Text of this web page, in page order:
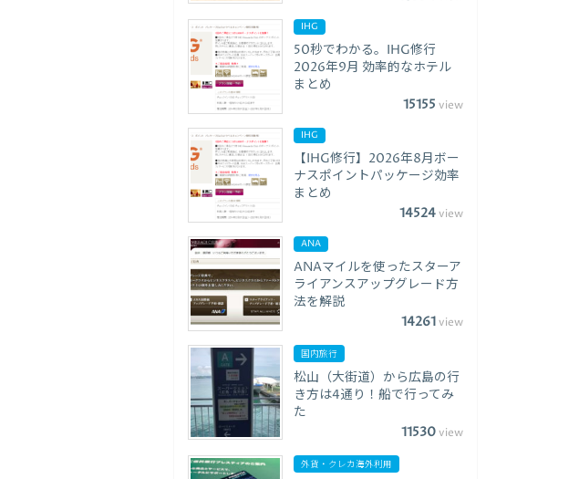
IHG
50秒でわかる。IHG修行
2026年9月 効率的なホテル
まとめ
15155 view
IHG
【IHG修行】2026年8月ボー
ナスポイントパッケージ効率
まとめ
14524view
ANA
ANAマイルを使ったスターア
ライアンスアップグレード方
法を解説
14261view
国内旅行
松山（大街道）から広島の行
き方は4通り！船で行ってみ
た
11530view
外貨・クレカ海外利用